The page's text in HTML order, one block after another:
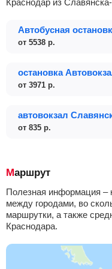
Краснодар из
от 5538 р.
автовокзал
от 835 р.
остановка
от 3971 р.
Маршрут
Полезная информация –
между городами, во
маршрутки, а также
Краснодара.